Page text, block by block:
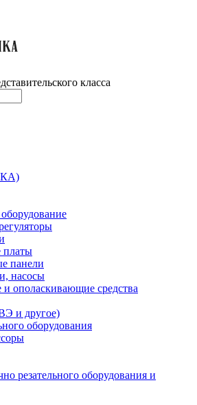
класса
платы
панели
насосы
средства
и другое)
оборудования
резательного оборудования и